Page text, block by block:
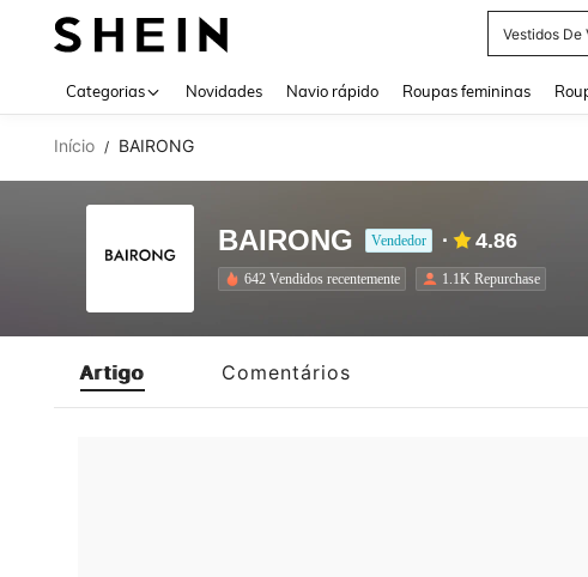
Vestidos De
Categorias Novidades Navio rápido Roupas femininas
Início / BAIRONG
BAIRONG Vendedor 4.86
642 Vendidos recentemente 1.1K Repurchase
Artigo Comentários